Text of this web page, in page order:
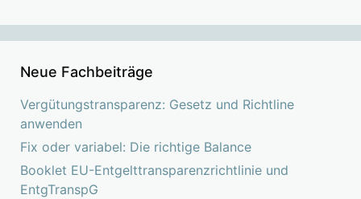
Neue Fachbeiträge
Vergütungstransparenz: Gesetz und Richtline
anwenden
Fix oder variabel: Die richtige Balance
Booklet EU-Entgelttransparenzrichtlinie und
EntgTranspG